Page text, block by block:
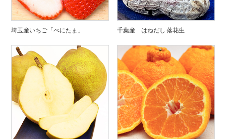
埼玉産いちご「べにたま」 千葉産 はねだし 落花生